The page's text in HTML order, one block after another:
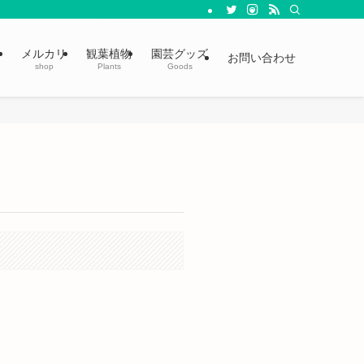
メルカリ
shop
観葉植物
Plants
園芸グッズ
Goods
お問い合わせ